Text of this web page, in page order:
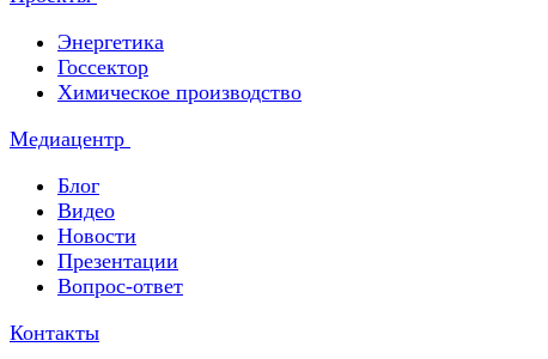
Энергетика
Госсектор
Химическое производство
Медиацентр
Блог
Видео
Новости
Презентации
Вопрос-ответ
Контакты